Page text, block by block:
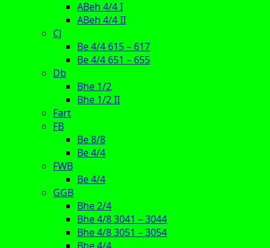
ABeh 4/4 I
ABeh 4/4 II
CJ
Be 4/4 615 – 617
Be 4/4 651 – 655
Db
Bhe 1/2
Bhe 1/2 II
Fart
FB
Be 8/8
Be 4/4
FWB
Be 4/4
GGB
Bhe 2/4
Bhe 4/8 3041 – 3044
Bhe 4/8 3051 – 3054